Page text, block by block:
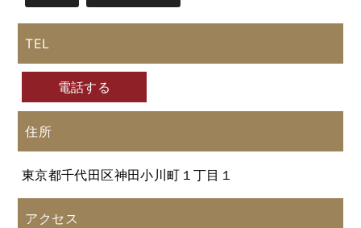
TEL
電話する
住所
東京都千代田区神田小川町１丁目１
アクセス